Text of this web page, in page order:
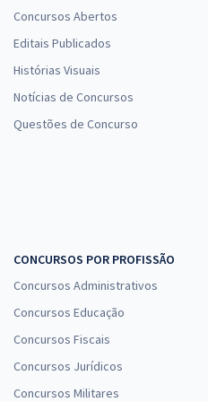
Concursos Abertos
Editais Publicados
Histórias Visuais
Notícias de Concursos
Questões de Concurso
CONCURSOS POR PROFISSÃO
Concursos Administrativos
Concursos Educação
Concursos Fiscais
Concursos Jurídicos
Concursos Militares